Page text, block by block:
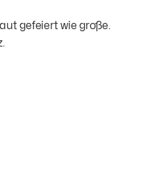
gefeiert wie große.